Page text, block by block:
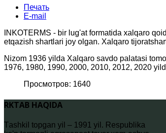
Печать
E-mail
INKOTERMS - bir lug'at formatida xalqaro
etqazish shartlari joy olgan. Xalqaro
Nizom 1936 yilda Xalqaro savdo palatasi
1976, 1980, 1990, 2000, 2010, 2012, 2020
Просмотров: 1640
RKTAB HAQIDA
Tаshkil topgаn yil – 1991 yil. Rеspublikа